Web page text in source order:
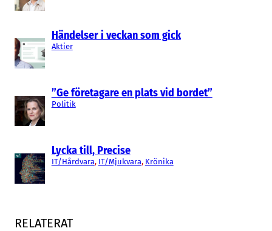
Händelser i veckan som gick
Aktier
”Ge företagare en plats vid bordet”
Politik
Lycka till, Precise
IT/Hårdvara, IT/Mjukvara, Krönika
RELATERAT